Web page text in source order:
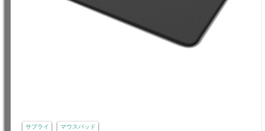
サプライ マウスパッド